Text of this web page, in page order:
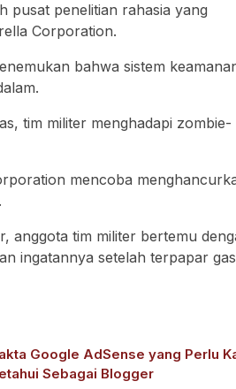
pusat penelitian rahasia yang
Corporation.
bahwa sistem
tim militer menghadapi zombie-
mencoba
anggota tim militer bertemu
ingatannya setelah terpapar gas
Google AdSense yang Perlu
Sebagai Blogger